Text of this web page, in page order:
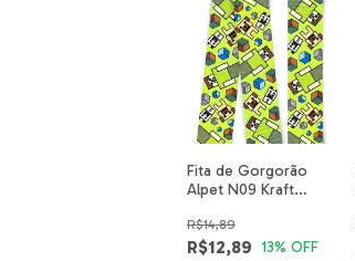
Fita de Gorgorão
Alpet N09 Kraft
09-40mm
R$12,89
R$14,89
13% OFF